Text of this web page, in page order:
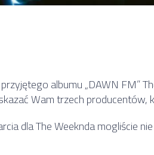
albumu „DAWN FM”
Wam trzech
dla The Weeknda mogliście